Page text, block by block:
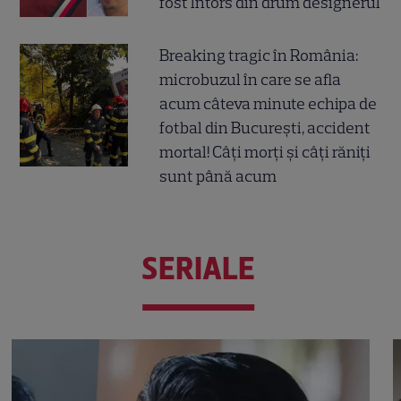
Breaking tragic în România:
microbuzul în care se afla
acum câteva minute echipa de
fotbal din București, accident
mortal! Câți morți și câți răniți
sunt până acum
SERIALE